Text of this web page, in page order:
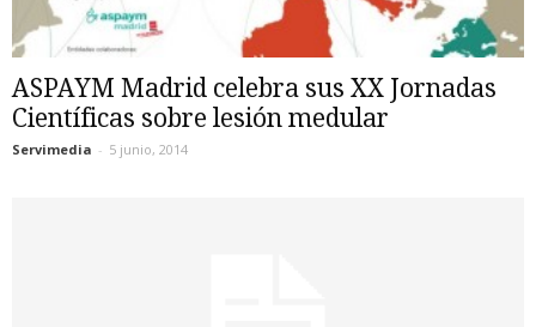
ASPAYM Madrid celebra sus XX Jornadas
Científicas sobre lesión medular
Servimedia - 5 junio, 2014